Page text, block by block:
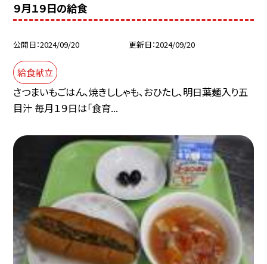
９月１９日の給食
公開日 2024/09/20 更新日 2024/09/20
給食献立
さつまいもごはん、焼きししゃも、おひたし、明日葉麺入り五
目汁 毎月１９日は「食育...